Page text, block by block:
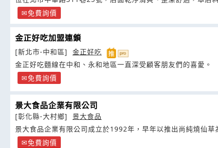
免費詢價
金正好吃加盟連鎖
[新北市-中和區]
金正好吃
金正好吃麵線在中和、永和地區一直深受顧客朋友們的喜愛。
免費詢價
景大食品企業有限公司
[彰化縣-大村鄉]
景大食品
景大食品企業有限公司成立於1992年，早年以推出尚純燒仙草
免費詢價